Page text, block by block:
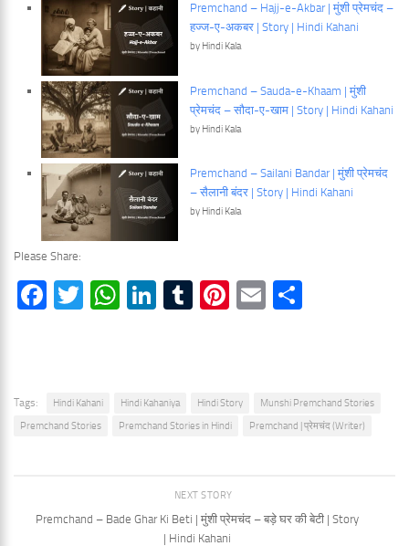
Premchand – Hajj-e-Akbar | मुंशी प्रेमचंद –
हज्ज-ए-अकबर | Story | Hindi Kahani
by Hindi Kala
Premchand – Sauda-e-Khaam | मुंशी
प्रेमचंद – सौदा-ए-खाम | Story | Hindi Kahani
by Hindi Kala
Premchand – Sailani Bandar | मुंशी प्रेमचंद
– सैलानी बंदर | Story | Hindi Kahani
by Hindi Kala
Please Share:
Facebook
TwitterWhatsApp
LinkedIn
Tumblr
Pinterest
Email
Tags: Hindi Kahani Hindi Kahaniya Hindi Story
Munshi Premchand Stories
Premchand Stories
Premchand Stories in Hindi Premchand | प्रेमचंद (Writer)
NEXT STORY
Premchand – Bade Ghar Ki Beti | मुंशी प्रेमचंद – बड़े घर की बेटी | Story
| Hindi Kahani